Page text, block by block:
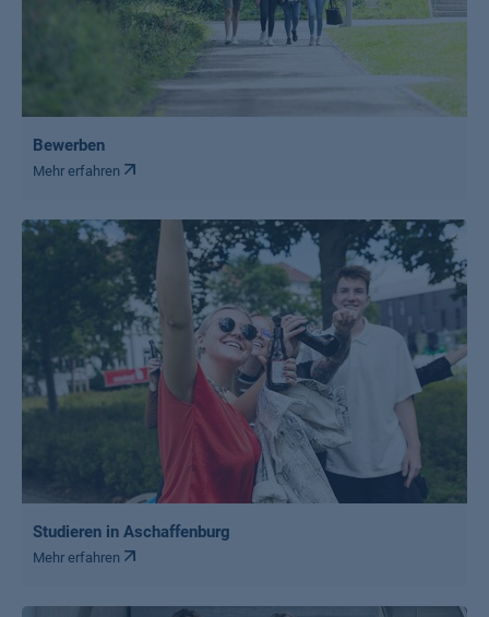
Bewerben
Mehr erfahren
Studieren in Aschaffenburg
Mehr erfahren